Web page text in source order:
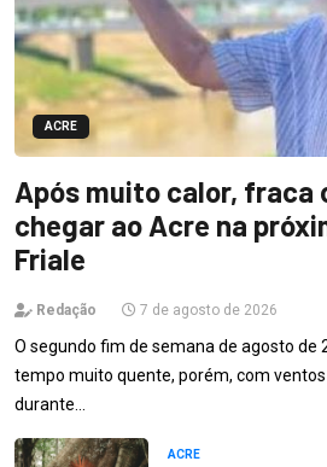
ACRE
Após muito calor, fraca
chegar ao Acre na
Friale
Redação 7 de agosto de 2026
O segundo fim de semana de agosto de
tempo muito quente, porém, com
durante…
ACRE